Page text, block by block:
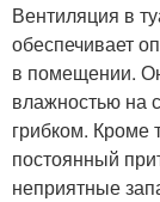
Вентиляция в
обеспечивает
в помещении.
влажностью на
грибком. Кроме
постоянный
неприятные